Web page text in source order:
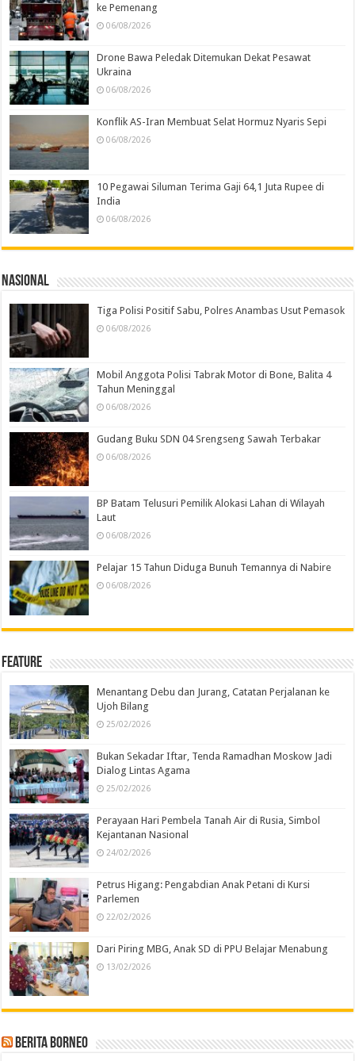
ke Pemenang
06/08/2026
Drone Bawa Peledak Ditemukan Dekat Pesawat
Ukraina
06/08/2026
Konflik AS-Iran Membuat Selat Hormuz Nyaris Sepi
06/08/2026
10 Pegawai Siluman Terima Gaji 64,1 Juta Rupee di
India
06/08/2026
Nasional
Tiga Polisi Positif Sabu, Polres Anambas Usut Pemasok
06/08/2026
Mobil Anggota Polisi Tabrak Motor di Bone, Balita 4
Tahun Meninggal
06/08/2026
Gudang Buku SDN 04 Srengseng Sawah Terbakar
06/08/2026
BP Batam Telusuri Pemilik Alokasi Lahan di Wilayah
Laut
06/08/2026
Pelajar 15 Tahun Diduga Bunuh Temannya di Nabire
06/08/2026
Feature
Menantang Debu dan Jurang, Catatan Perjalanan ke
Ujoh Bilang
25/02/2026
Bukan Sekadar Iftar, Tenda Ramadhan Moskow Jadi
Dialog Lintas Agama
25/02/2026
Perayaan Hari Pembela Tanah Air di Rusia, Simbol
Kejantanan Nasional
24/02/2026
Petrus Higang: Pengabdian Anak Petani di Kursi
Parlemen
22/02/2026
Dari Piring MBG, Anak SD di PPU Belajar Menabung
13/02/2026
Berita Borneo